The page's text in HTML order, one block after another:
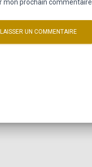
prochain commentaire.